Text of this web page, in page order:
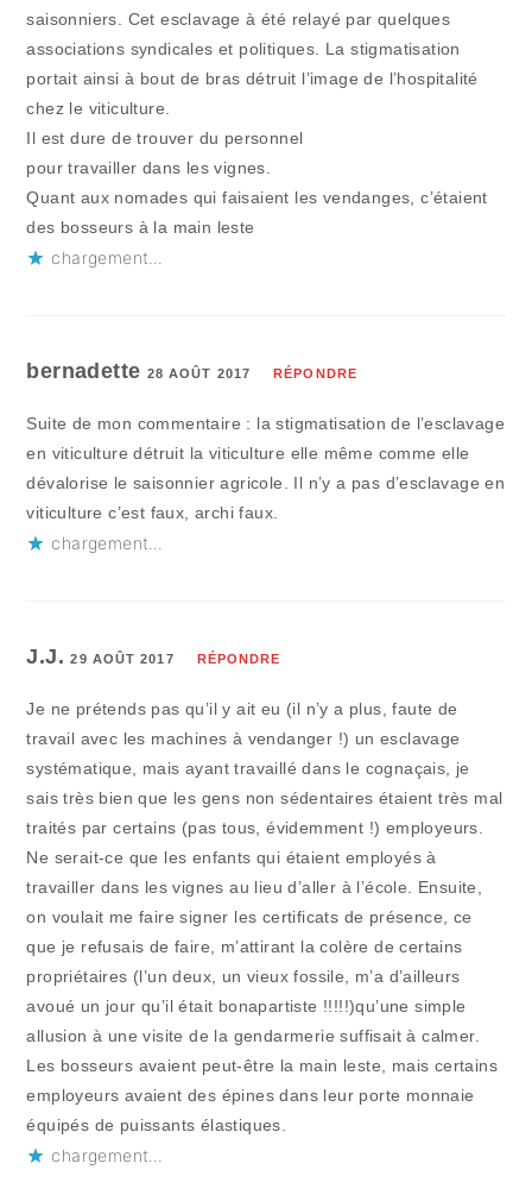
saisonniers. Cet esclavage à été relayé par quelques
associations syndicales et politiques. La stigmatisation
portait ainsi à bout de bras détruit l’image de l’hospitalité
chez le viticulture.
Il est dure de trouver du personnel
pour travailler dans les vignes.
Quant aux nomades qui faisaient les vendanges, c’étaient
des bosseurs à la main leste
chargement…
bernadette 28 AOÛT 2017 RÉPONDRE
Suite de mon commentaire : la stigmatisation de l’esclavage
en viticulture détruit la viticulture elle même comme elle
dévalorise le saisonnier agricole. Il n’y a pas d’esclavage en
viticulture c’est faux, archi faux.
chargement…
J.J.29 AOÛT 2017 RÉPONDRE
Je ne prétends pas qu’il y ait eu (il n’y a plus, faute de
travail avec les machines à vendanger !) un esclavage
systématique, mais ayant travaillé dans le cognaçais, je
sais très bien que les gens non sédentaires étaient très mal
traités par certains (pas tous, évidemment !) employeurs.
Ne serait-ce que les enfants qui étaient employés à
travailler dans les vignes au lieu d’aller à l’école. Ensuite,
on voulait me faire signer les certificats de présence, ce
que je refusais de faire, m’attirant la colère de certains
propriétaires (l’un deux, un vieux fossile, m’a d’ailleurs
avoué un jour qu’il était bonapartiste !!!!!)qu’une simple
allusion à une visite de la gendarmerie suffisait à calmer.
Les bosseurs avaient peut-être la main leste, mais certains
employeurs avaient des épines dans leur porte monnaie
équipés de puissants élastiques.
chargement…